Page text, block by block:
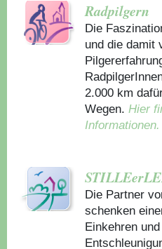
Radpilgern
Die
und die damit
2.000 km
Wegen.Hier
Informationen.
Die Partner
schenken
Einkehren